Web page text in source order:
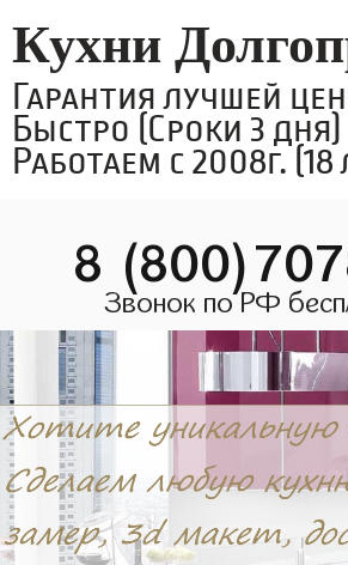
Кухни
Гарантия лучшей
Быстро (Сроки 3 дня)
Работаем с 2008г. (18
8
Звонок по РФ